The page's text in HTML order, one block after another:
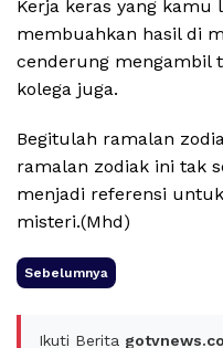
Kerja keras yang kamu
membuahkan hasil di
cenderung mengambil
kolega juga.
Begitulah ramalan
ramalan zodiak ini tak
menjadi referensi
misteri.(Mhd)
Sebelumnya
Ikuti Berita